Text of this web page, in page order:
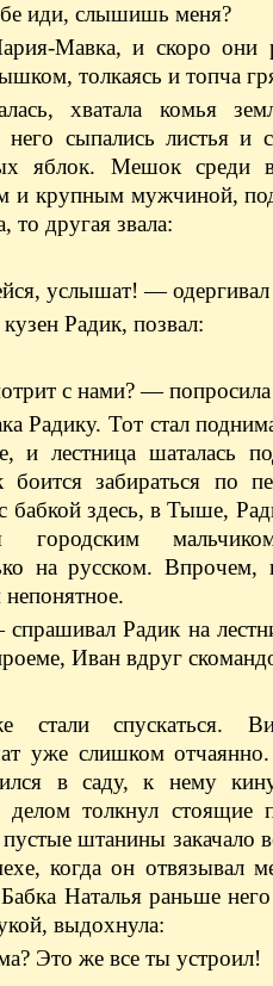
иди, слышишь меня?
Мавка, и скоро они
толкаясь и топча
хватала комья
него сыпались листья и
яблок. Мешок среди
и крупным мужчиной,
другая звала:
услышат! —
Радик, позвал:
с нами? —
Радику. Тот стал
и лестница шаталась
боится забираться по
бабкой здесь, в Тыше,
городским
на русском. Впрочем,
Радик на
Иван вдруг
спускаться.
уже слишком
в саду, к нему
толкнул стоящие
штанины закачало
когда он отвязывал
Наталья раньше
выдохнула:
Это же все ты устроил!